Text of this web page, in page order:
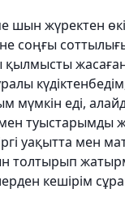
шын жүректен
соңғы
қылмысты
мүмкін еді,
мен туыстарымды
уақытта мен
толтырып
кешірім